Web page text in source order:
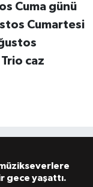
Cuma günü
Cumartesi
caz
gece yaşattı.